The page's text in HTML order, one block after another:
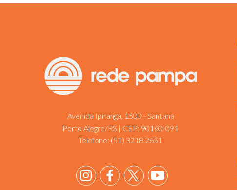
Avenida Ipiranga, 1500 - Santana
Porto Alegre/RS | CEP: 90160-091
Telefone: (51) 3218.2651